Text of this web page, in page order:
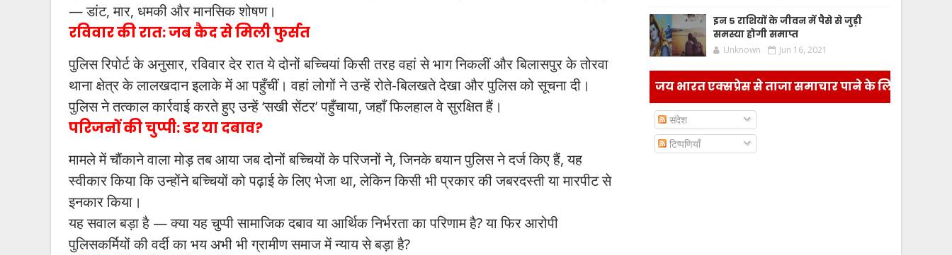
— डांट, मार, धमकी और मानसिक शोषण।
रविवार की रात: जब कैद से मिली फुर्सत
पुलिस रिपोर्ट के अनुसार, रविवार देर रात ये दोनों बच्चियां किसी तरह वहां से भाग निकलीं और बिलासपुर के तोरवा
थाना क्षेत्र के लालखदान इलाके में आ पहुँचीं। वहां लोगों ने उन्हें रोते-बिलखते देखा और पुलिस को सूचना दी।
पुलिस ने तत्काल कार्रवाई करते हुए उन्हें ‘सखी सेंटर’ पहुँचाया, जहाँ फिलहाल वे सुरक्षित हैं।
परिजनों की चुप्पी: डर या दबाव?
मामले में चौंकाने वाला मोड़ तब आया जब दोनों बच्चियों के परिजनों ने, जिनके बयान पुलिस ने दर्ज किए हैं, यह
स्वीकार किया कि उन्होंने बच्चियों को पढ़ाई के लिए भेजा था, लेकिन किसी भी प्रकार की जबरदस्ती या मारपीट से
इनकार किया।
यह सवाल बड़ा है — क्या यह चुप्पी सामाजिक दबाव या आर्थिक निर्भरता का परिणाम है? या फिर आरोपी
पुलिसकर्मियों की वर्दी का भय अभी भी ग्रामीण समाज में न्याय से बड़ा है?
इन 5 राशियों के जीवन में पैसे से जुड़ी
समस्या होगी समाप्त
Unknown Jun 16, 2021
जय भारत एक्सप्रेस से ताजा समाचार पाने के लिए
संदेश
टिप्पणियाँ